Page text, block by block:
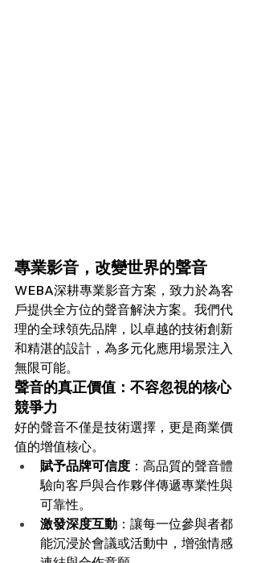
專業影音，改變世界的聲音
WEBA深耕專業影音方案，致力於為客
戶提供全方位的聲音解決方案。我們代
理的全球領先品牌，以卓越的技術創新
和精湛的設計，為多元化應用場景注入
無限可能。
聲音的真正價值：不容忽視的核心
競爭力
好的聲音不僅是技術選擇，更是商業價
值的增值核心。
賦予品牌可信度 ：高品質的聲音體
驗向客戶與合作夥伴傳遞專業性與
可靠性。
激發深度互動 ：讓每一位參與者都
能沉浸於會議或活動中，增強情感